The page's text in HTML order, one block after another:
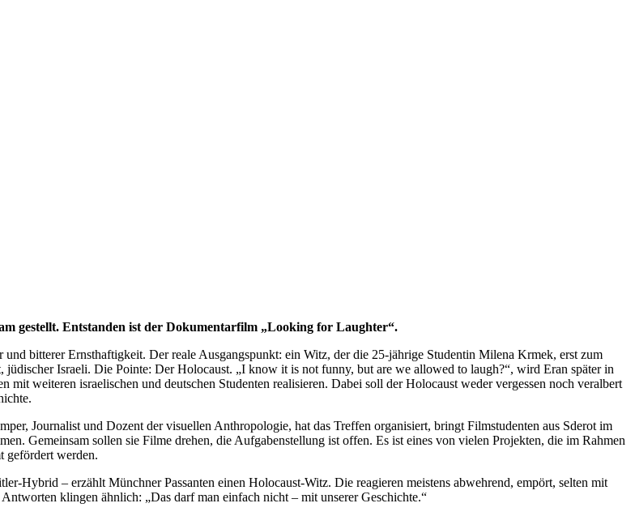
gestellt. Entstanden ist der Dokumentarfilm „Looking for Laughter“.
bitterer Ernsthaftigkeit. Der reale Ausgangspunkt: ein Witz, der die 25-jährige Studentin Milena Krmek, erst zum
Israeli. Die Pointe: Der Holocaust. „I know it is not funny, but are we allowed to laugh?“, wird Eran später in
weiteren israelischen und deutschen Studenten realisieren. Dabei soll der Holocaust weder vergessen noch veralbert
Journalist und Dozent der visuellen Anthropologie, hat das Treffen organisiert, bringt Filmstudenten aus Sderot im
Gemeinsam sollen sie Filme drehen, die Aufgabenstellung ist offen. Es ist eines von vielen Projekten, die im Rahmen
gefördert werden.
Hybrid – erzählt Münchner Passanten einen Holocaust-Witz. Die reagieren meistens abwehrend, empört, selten mit
klingen ähnlich: „Das darf man einfach nicht – mit unserer Geschichte.“